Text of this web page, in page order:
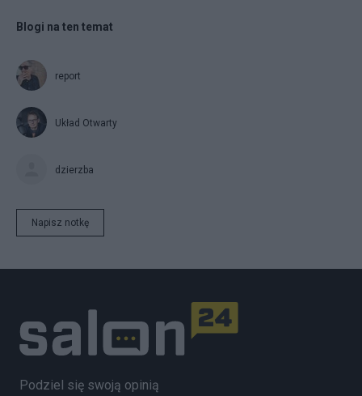
Blogi na ten temat
report
Układ Otwarty
dzierzba
Napisz notkę
Podziel się swoją opinią